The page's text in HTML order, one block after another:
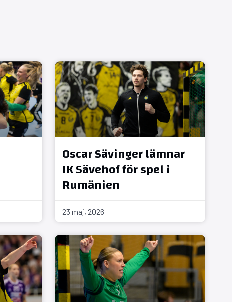
Oscar Sävinger lämnar
IK Sävehof för spel i
Rumänien
23 maj, 2026